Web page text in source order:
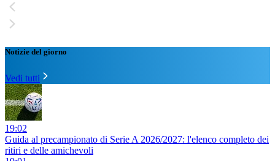
Notizie del giorno
Vedi tutti
19:02
Guida al precampionato di Serie A 2026/2027: l'elenco completo dei
ritiri e delle amichevoli